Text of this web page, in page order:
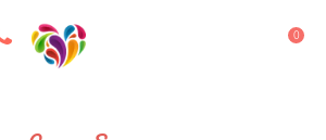
8 927 083 33 05 0